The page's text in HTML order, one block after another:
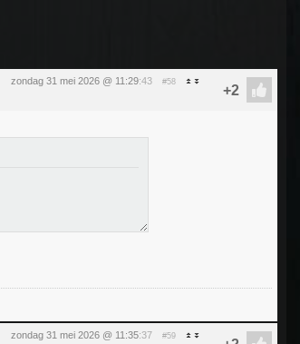
zondag 31 mei 2026 @ 11:29:43 #58
zondag 31 mei 2026 @ 11:35:37 #59